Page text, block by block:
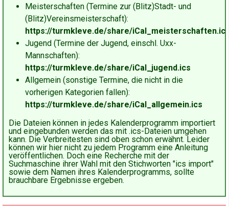
Meisterschaften (Termine zur (Blitz)Stadt- und
(Blitz)Vereinsmeisterschaft):
https://turmkleve.de/share/
Jugend (Termine der Jugend, einschl. Uxx-
Mannschaften):
https://turmkleve.de/share/iCal_jugend.ics
Allgemein (sonstige Termine, die nicht in die
vorherigen Kategorien fallen):
https://turmkleve.de/share/iCal_allgemein.ics
Die Dateien können in jedes Kalenderprogramm importiert
und eingebunden werden das mit .ics-Dateien umgehen
kann. Die Verbreitesten sind oben schon erwähnt. Leider
können wir hier nicht zu jedem Programm eine Anleitung
veröffentlichen. Doch eine Recherche mit der
Suchmaschine ihrer Wahl mit den Stichworten "ics import"
sowie dem Namen ihres Kalenderprogramms, sollte
brauchbare Ergebnisse ergeben.